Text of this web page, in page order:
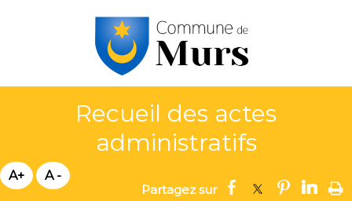
Recueil des actes
administratifs